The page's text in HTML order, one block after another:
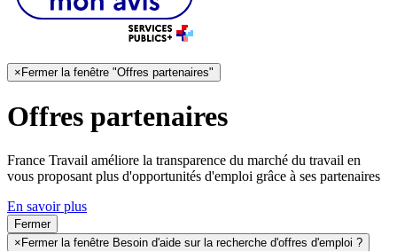
× Fermer la fenêtre "Offres partenaires"
Offres partenaires
France Travail améliore la transparence du marché du travail en
vous proposant plus d'opportunités d'emploi grâce à ses partenaires
En savoir plus
Fermer
× Fermer la fenêtre Besoin d'aide sur la recherche d'offres d'emploi ?